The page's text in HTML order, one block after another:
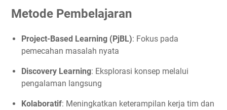
Metode Pembelajaran
Project-Based Learning (PjBL): Fokus pada
pemecahan masalah nyata
Discovery Learning: Eksplorasi konsep melalui
pengalaman langsung
Kolaboratif: Meningkatkan keterampilan kerja tim dan